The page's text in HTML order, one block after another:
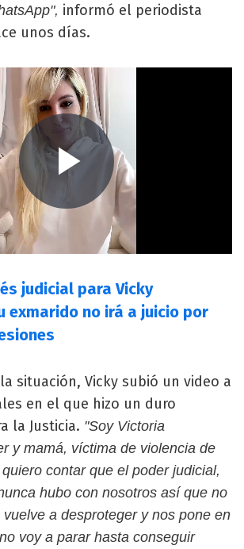
informó el periodista
unos días.
judicial para Vicky
exmarido no irá a juicio por
situación, Vicky subió un video a
en el que hizo un duro
la Justicia. "Soy Victoria
y mamá, víctima de violencia de
contar que el poder judicial,
hubo con nosotros así que no
a desproteger y nos pone en
voy a parar hasta conseguir